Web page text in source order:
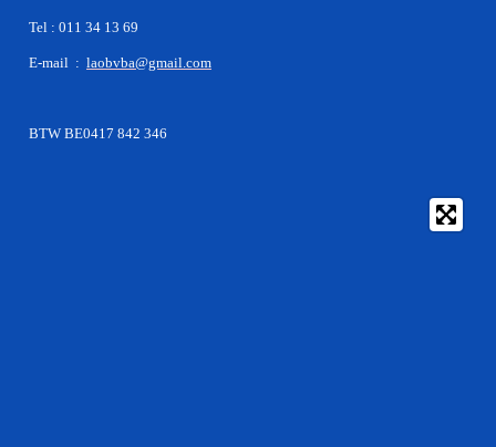
Tel : 011 34 13 69
E-mail : laobvba@gmail.com
BTW BE0417 842 346